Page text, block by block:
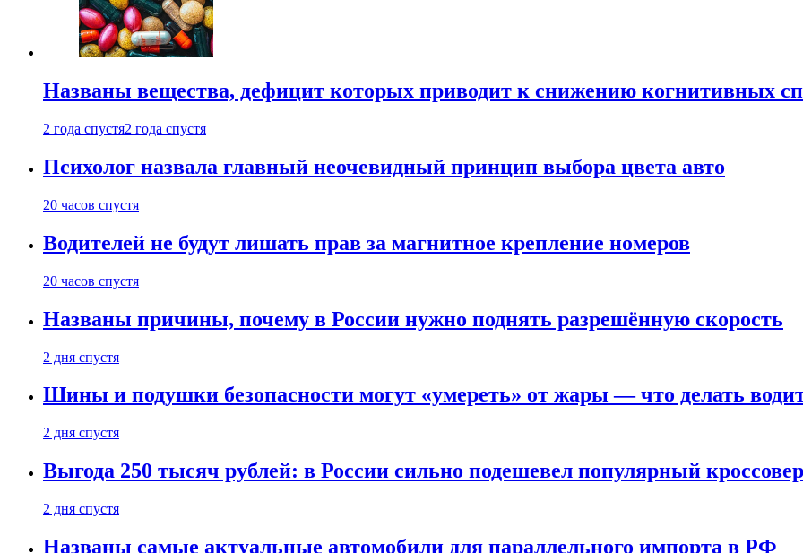
Названы вещества, дефицит которых приводит к снижению когнитивных
2 года спустя2 года спустя
Психолог назвала главный неочевидный принцип выбора цвета авто
20 часов спустя
Водителей не будут лишать прав за магнитное крепление номеров
20 часов спустя
Названы причины, почему в России нужно поднять разрешённую скорость
2 дня спустя
Шины и подушки безопасности могут «умереть» от жары — что делать
2 дня спустя
Выгода 250 тысяч рублей: в России сильно подешевел популярный кроссовер
2 дня спустя
Названы самые актуальные автомобили для параллельного импорта в РФ